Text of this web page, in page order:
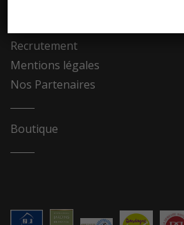
Recrutement
Mentions légales
Nos Partenaires
Boutique